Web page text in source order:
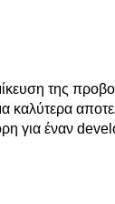
της
καλύτερα
για έναν